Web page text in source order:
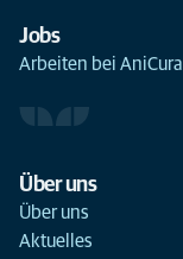
Jobs
Arbeiten bei AniCura
Über uns
Über uns
Aktuelles